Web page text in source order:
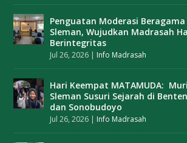
Penguatan Moderasi Beragama
Sleman, Wujudkan Madrasah
Berintegritas
Jul 26, 2026 | Info Madrasah
Hari Keempat MATAMUDA:
Sleman Susuri Sejarah di
dan Sonobudoyo
Jul 26, 2026 | Info Madrasah